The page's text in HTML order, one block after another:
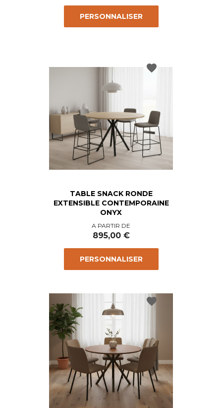
PERSONNALISER
TABLE SNACK RONDE
EXTENSIBLE CONTEMPORAINE
ONYX
Prix
A PARTIR DE
895,00 €
PERSONNALISER
favorite
favorite